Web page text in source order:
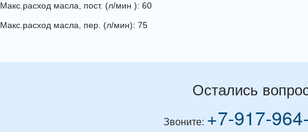
Макс.расход масла, пост. (л/мин ): 60
Макс.расход масла, пер. (л/мин): 75
Остались
Звоните: +7-917-